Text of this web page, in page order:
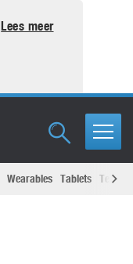
Lees meer
Wearables Tablets